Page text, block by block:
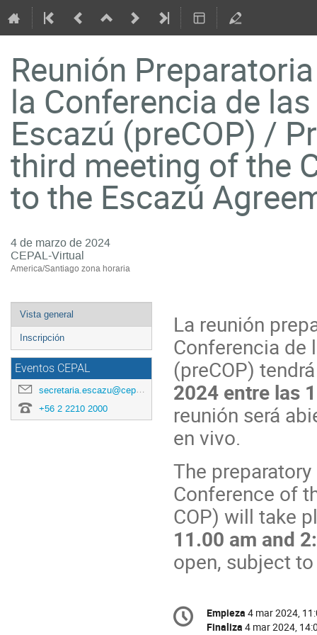
Reunión
la Conferencia de
Escazú (preCOP) /
third meeting of the
to the Escazú
4 de marzo de 2024
CEPAL-Virtual
America/Santiago zona horaria
Event
menu
Vista general
Inscripción
Eventos CEPAL
secretaria.escazu@cepal.org
+56 2 2210 2000
La reunión
Conferencia de
(preCOP)
2024 entre las
reunión será
en vivo.
The
Conference of
COP) will take
11.00 am and
open, subject
Conference
information
Fecha/Hora
Empieza 4 mar 2024,
Finaliza 4 mar 2024,